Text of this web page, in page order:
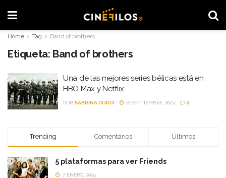
Home Tag Band of brothers
Etiqueta: Band of brothers
Una de las mejores series bélicas está en
HBO Max y Netflix
POR SABRINA CURCI 16 SEPTIEMBRE, 2023 0
Trending Comentarios Últimos
5 plataformas para ver Friends
7 ENERO, 2025